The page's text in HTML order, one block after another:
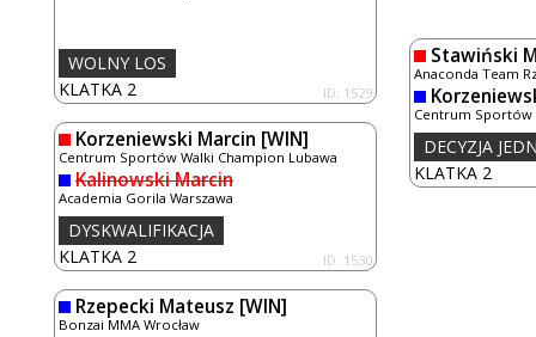
KLATKA 2 ID: 1529
WOLNY LOS
Korzeniewski Marcin [WIN]
Centrum Sportów Walki Champion Lubawa
Kalinowski Marcin
Academia Gorila Warszawa
KLATKA 2 ID: 1530
DYSKWALIFIKACJA
Rzepecki Mateusz [WIN]
Bonzai MMA Wrocław
Stawiński
Anaconda Team
Centrum Sportów
KLATKA 2
DECYZJA